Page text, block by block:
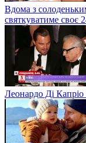
Вдома з
святкуватиме своє
Леонардо Ді Капріо